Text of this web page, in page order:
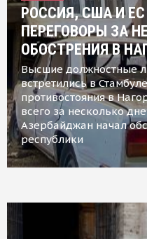
РОССИЯ, США И
ПЕРЕГОВОРЫ ЗА
ОБОСТРЕНИЯ В
Высшие должностные
встретились в
противостояния в
всего за несколько
Азербайджан начал
республики